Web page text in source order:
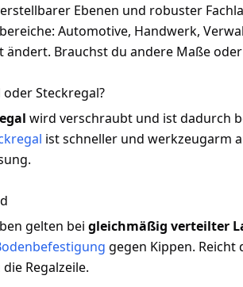
Ebenen und robuster
Automotive, Handwerk,
ändert. Brauchst du andere Maße
Steckregal?
wird verschraubt und ist dadurch
ist schneller und werkzeugarm
gelten bei gleichmäßig verteilter
gegen Kippen. Reicht
Regalzeile.